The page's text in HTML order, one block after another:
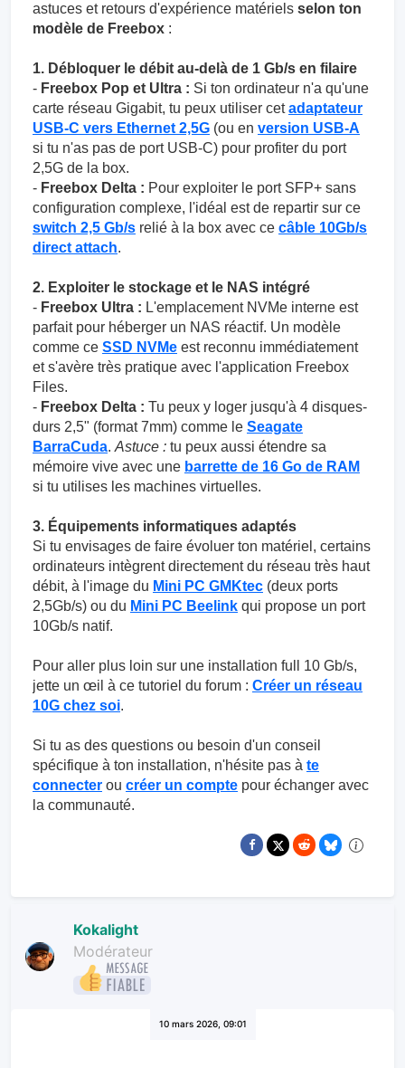
astuces et retours d'expérience matériels selon ton
modèle de Freebox :
1. Débloquer le débit au-delà de 1 Gb/s en filaire
- Freebox Pop et Ultra : Si ton ordinateur n'a qu'une
carte réseau Gigabit, tu peux utiliser cetadaptateur
USB-C vers Ethernet 2,5G (ou en version USB-A
si tu n'as pas de port USB-C) pour profiter du port
2,5G de la box.
- Freebox Delta : Pour exploiter le port SFP+ sans
configuration complexe, l'idéal est de repartir sur ce
switch 2,5 Gb/s relié à la box avec ce câble 10Gb/s
direct attach.
2. Exploiter le stockage et le NAS intégré
- Freebox Ultra : L'emplacement NVMe interne est
parfait pour héberger un NAS réactif. Un modèle
comme ce SSD NVMe est reconnu immédiatement
et s'avère très pratique avec l'application Freebox
Files.
- Freebox Delta : Tu peux y loger jusqu'à 4 disques-
durs 2,5" (format 7mm) comme le Seagate
BarraCuda. Astuce : tu peux aussi étendre sa
mémoire vive avec une barrette de 16 Go de RAM
si tu utilises les machines virtuelles.
3. Équipements informatiques adaptés
Si tu envisages de faire évoluer ton matériel, certains
ordinateurs intègrent directement du réseau très haut
débit, à l'image du Mini PC GMKtec (deux ports
2,5Gb/s) ou du Mini PC Beelink qui propose un port
10Gb/s natif.
Pour aller plus loin sur une installation full 10 Gb/s,
jette un œil à ce tutoriel du forum : Créer un réseau
10G chez soi.
Si tu as des questions ou besoin d'un conseil
spécifique à ton installation, n'hésite pas à te
connecter ou créer un compte pour échanger avec
la communauté.
Kokalight
Modérateur
10 mars 2026, 09:01